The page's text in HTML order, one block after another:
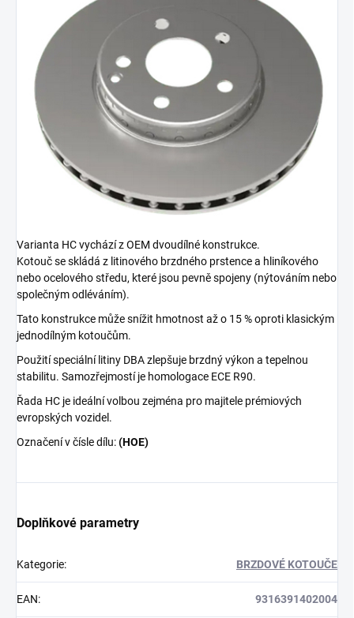
Varianta HC vychází z OEM dvoudílné konstrukce.
Kotouč se skládá z litinového brzdného prstence a hliníkového
nebo ocelového středu, které jsou pevně spojeny (nýtováním nebo
společným odléváním).
Tato konstrukce může snížit hmotnost až o 15 % oproti klasickým
jednodílným kotoučům.
Použití speciální litiny DBA zlepšuje brzdný výkon a tepelnou
stabilitu. Samozřejmostí je homologace ECE R90.
Řada HC je ideální volbou zejména pro majitele prémiových
evropských vozidel.
Označení v čísle dílu:(HOE)
Doplňkové parametry
Kategorie: BRZDOVÉ KOTOUČE
EAN: 9316391402004